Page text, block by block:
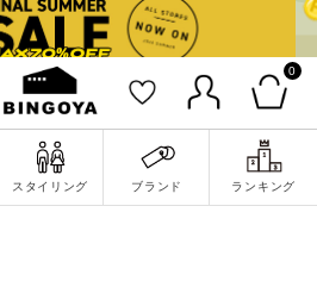
0
スタイリング ブランド ランキング
詳細検索